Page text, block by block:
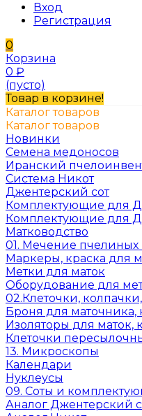
Вход
Регистрация
0
Корзина
0 ₽
(пусто)
Товар в корзине!
Каталог товаров
Каталог товаров
Новинки
Семена медоносов
Иранский
Система Никот
Джентерский сот
Комплектующие для
Комплектующие для
Матководство
01. Мечение пчелиных
Маркеры, краска для
Метки для маток
Оборудование для
02.Клеточки,
Броня для маточника,
Изоляторы для маток,
Клеточки
13. Микроскопы
Календари
Нуклеусы
09. Соты и
Аналог Джентерский